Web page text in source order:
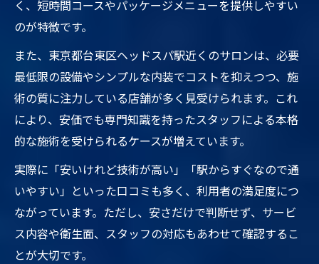
く、短時間コースやパッケージメニューを提供しやすい
のが特徴です。
また、東京都台東区ヘッドスパ駅近くのサロンは、必要
最低限の設備やシンプルな内装でコストを抑えつつ、施
術の質に注力している店舗が多く見受けられます。これ
により、安価でも専門知識を持ったスタッフによる本格
的な施術を受けられるケースが増えています。
実際に「安いけれど技術が高い」「駅からすぐなので通
いやすい」といった口コミも多く、利用者の満足度につ
ながっています。ただし、安さだけで判断せず、サービ
ス内容や衛生面、スタッフの対応もあわせて確認するこ
とが大切です。